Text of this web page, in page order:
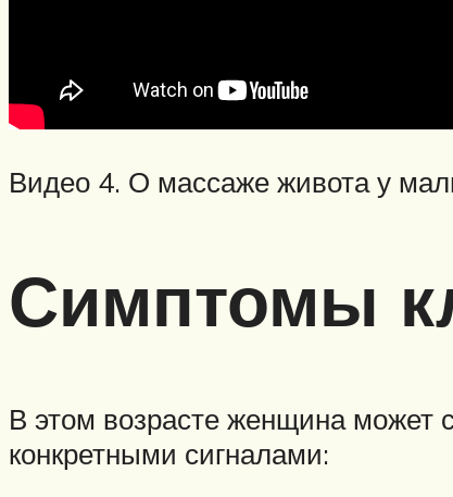
Видео 4. О массаже живота у
Симптомы
В этом возрасте женщина может
конкретными сигналами: